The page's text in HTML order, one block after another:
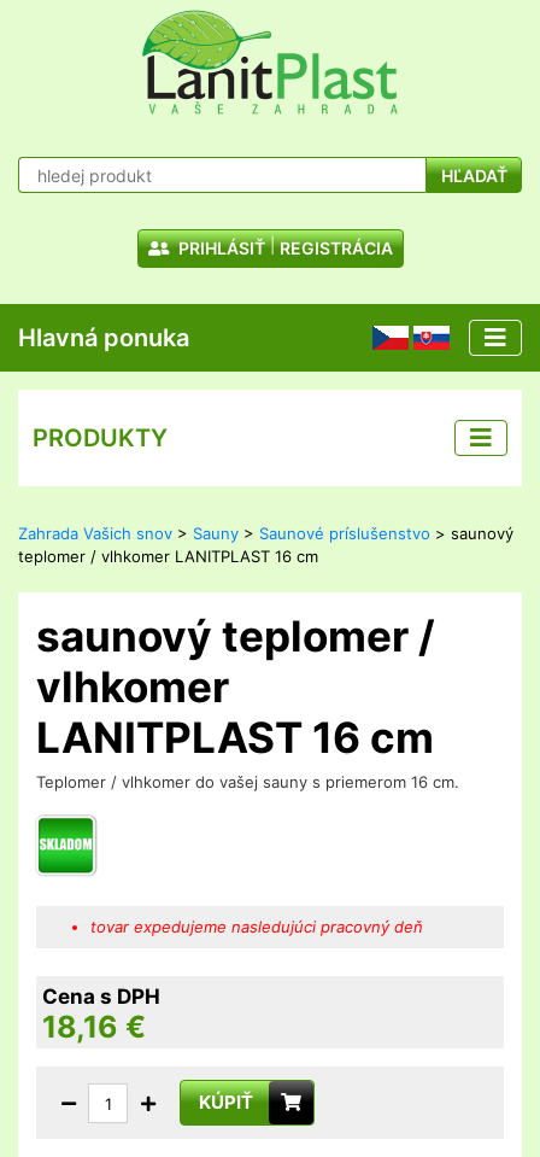
HĽADAŤ
PRIHLÁSIŤ REGISTRÁCIA
Hlavná ponuka CZ SK
PRODUKTY
Zahrada Vašich snov > Sauny > Saunové príslušenstvo > saunový
teplomer / vlhkomer LANITPLAST 16 cm
saunový teplomer /
vlhkomer
LANITPLAST 16 cm
Teplomer / vlhkomer do vašej sauny s priemerom 16 cm.
tovar expedujeme nasledujúci pracovný deň
Cena s DPH
18,16 €
KÚPIŤ